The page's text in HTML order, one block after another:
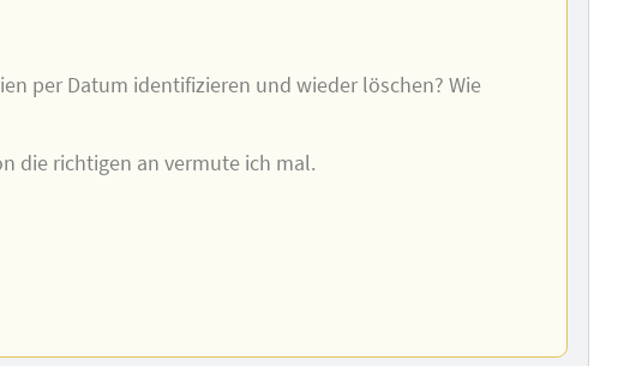
per Datum identifizieren und wieder löschen? Wie
die richtigen an vermute ich mal.